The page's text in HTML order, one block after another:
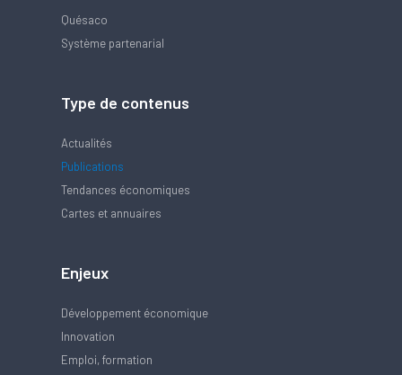
Quésaco
Système partenarial
Type de contenus
Actualités
Publications
Tendances économiques
Cartes et annuaires
Enjeux
Développement économique
Innovation
Emploi, formation